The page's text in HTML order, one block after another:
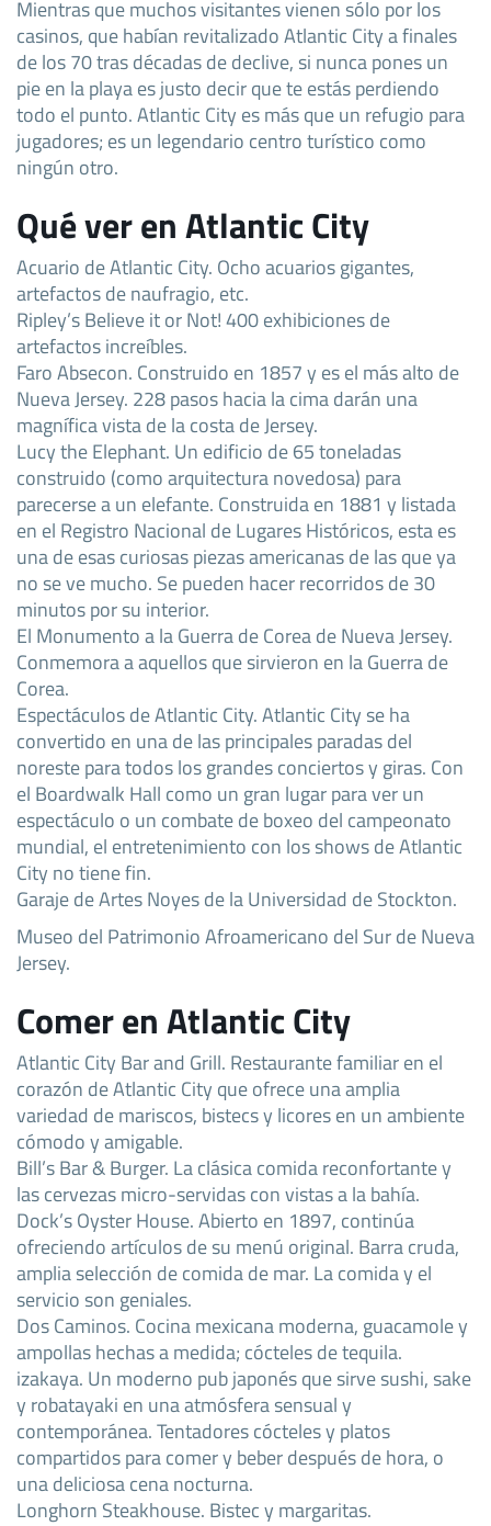
Mientras que muchos visitantes vienen sólo por los
casinos, que habían revitalizado Atlantic City a finales
de los 70 tras décadas de declive, si nunca pones un
pie en la playa es justo decir que te estás perdiendo
todo el punto. Atlantic City es más que un refugio para
jugadores; es un legendario centro turístico como
ningún otro.
Qué ver en Atlantic City
Acuario de Atlantic City. Ocho acuarios gigantes,
artefactos de naufragio, etc.
Ripley’s Believe it or Not! 400 exhibiciones de
artefactos increíbles.
Faro Absecon. Construido en 1857 y es el más alto de
Nueva Jersey. 228 pasos hacia la cima darán una
magnífica vista de la costa de Jersey.
Lucy the Elephant. Un edificio de 65 toneladas
construido (como arquitectura novedosa) para
parecerse a un elefante. Construida en 1881 y listada
en el Registro Nacional de Lugares Históricos, esta es
una de esas curiosas piezas americanas de las que ya
no se ve mucho. Se pueden hacer recorridos de 30
minutos por su interior.
El Monumento a la Guerra de Corea de Nueva Jersey.
Conmemora a aquellos que sirvieron en la Guerra de
Corea.
Espectáculos de Atlantic City. Atlantic City se ha
convertido en una de las principales paradas del
noreste para todos los grandes conciertos y giras. Con
el Boardwalk Hall como un gran lugar para ver un
espectáculo o un combate de boxeo del campeonato
mundial, el entretenimiento con los shows de Atlantic
City no tiene fin.
Garaje de Artes Noyes de la Universidad de Stockton.
Museo del Patrimonio Afroamericano del Sur de Nueva
Jersey.
Comer en Atlantic City
Atlantic City Bar and Grill. Restaurante familiar en el
corazón de Atlantic City que ofrece una amplia
variedad de mariscos, bistecs y licores en un ambiente
cómodo y amigable.
Bill’s Bar & Burger. La clásica comida reconfortante y
las cervezas micro-servidas con vistas a la bahía.
Dock’s Oyster House. Abierto en 1897, continúa
ofreciendo artículos de su menú original. Barra cruda,
amplia selección de comida de mar. La comida y el
servicio son geniales.
Dos Caminos. Cocina mexicana moderna, guacamole y
ampollas hechas a medida; cócteles de tequila.
izakaya. Un moderno pub japonés que sirve sushi, sake
y robatayaki en una atmósfera sensual y
contemporánea. Tentadores cócteles y platos
compartidos para comer y beber después de hora, o
una deliciosa cena nocturna.
Longhorn Steakhouse. Bistec y margaritas.